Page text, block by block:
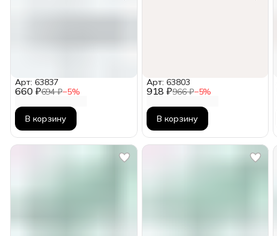
660 ₽694 ₽−5%
Арт: 63837
В корзину
918 ₽966 ₽−5%
Арт: 63803
В корзину